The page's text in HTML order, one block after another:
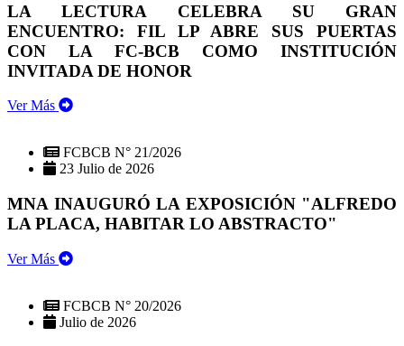
LA LECTURA CELEBRA SU GRAN
ENCUENTRO: FIL LP ABRE SUS PUERTAS
CON LA FC-BCB COMO INSTITUCIÓN
INVITADA DE HONOR
Ver Más
FCBCB N° 21/2026
23 Julio de 2026
MNA INAUGURÓ LA EXPOSICIÓN "ALFREDO
LA PLACA, HABITAR LO ABSTRACTO"
Ver Más
FCBCB N° 20/2026
Julio de 2026